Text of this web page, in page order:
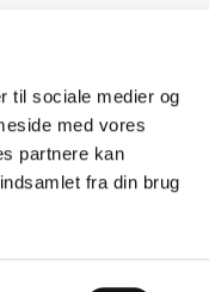
til sociale medier og
med vores
partnere kan
fra din brug